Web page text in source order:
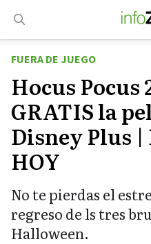
contenido
FUERA DE JUEGO
Hocus Pocus
GRATIS la
Disney Plus |
HOY
No te pierdas el
regreso de ls tres
Halloween.